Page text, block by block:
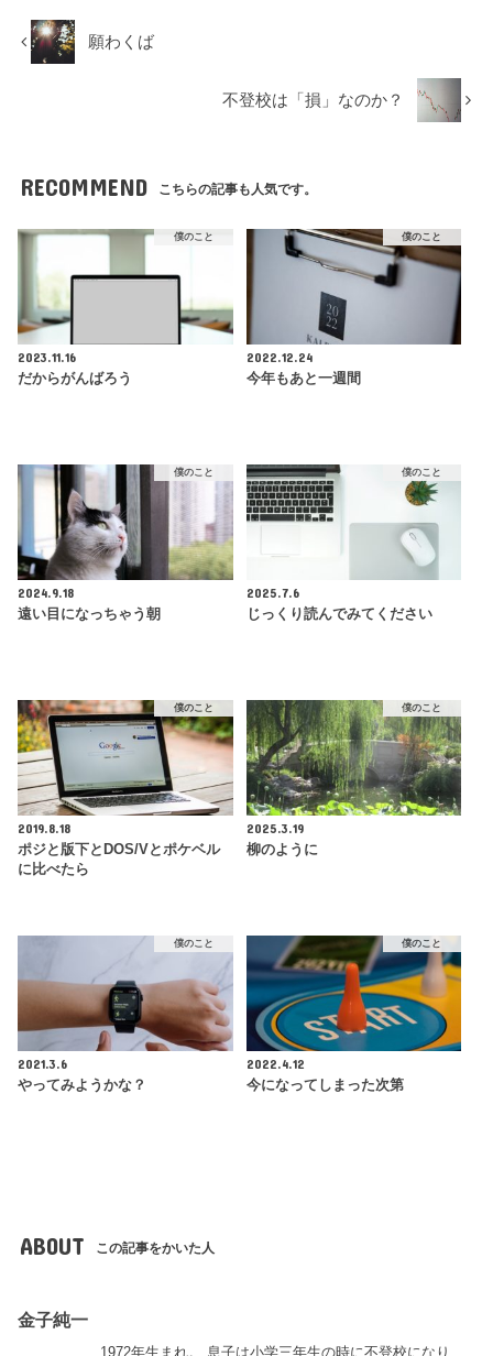
願わくば
不登校は「損」なのか？
RECOMMEND こちらの記事も人気です。
僕のこと
2023.11.16
だからがんばろう
僕のこと
2022.12.24
今年もあと一週間
僕のこと
2024.9.18
遠い目になっちゃう朝
僕のこと
2025.7.6
じっくり読んでみてください
僕のこと
2019.8.18
ポジと版下とDOS/Vとポケベル
に比べたら
僕のこと
2025.3.19
柳のように
僕のこと
2021.3.6
やってみようかな？
僕のこと
2022.4.12
今になってしまった次第
ABOUT この記事をかいた人
金子純一
1972年生まれ。 息子は小学三年生の時に不登校になり、